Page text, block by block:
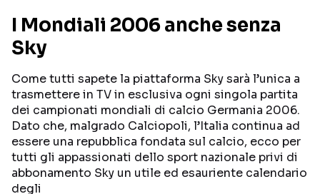
CANALI TV
PROGRAMMI TV
PERSONAGGI TV
SERIE TV
FICTION
Streaming
NETFLIX
MEDIASET INFINITY
I Mondiali 2006 anche senza
Sky
Come tutti sapete la piattaforma Sky sarà l’unica a
trasmettere in TV in esclusiva ogni singola partita
dei campionati mondiali di calcio Germania 2006.
Dato che, malgrado Calciopoli, l’Italia continua ad
essere una repubblica fondata sul calcio, ecco per
tutti gli appassionati dello sport nazionale privi di
abbonamento Sky un utile ed esauriente calendario
degli